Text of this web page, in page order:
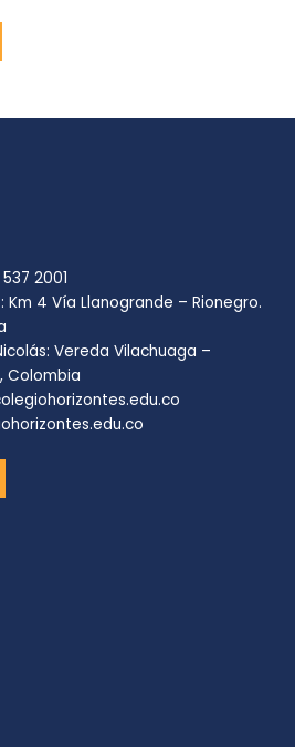
2001
4 Vía Llanogrande – Rionegro.
Vereda Vilachuaga –
Colombia